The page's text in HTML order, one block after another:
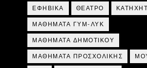
ΕΦΗΒΙΚΑ ΘΕΑΤΡΟ
ΜΑΘΗΜΑΤΑ ΓΥΜ-ΛΥΚ
ΜΑΘΗΜΑΤΑ ΔΗΜΟΤΙΚΟΥ
ΜΑΘΗΜΑΤΑ ΠΡΟΣΧΟΛΙΚΗΣ